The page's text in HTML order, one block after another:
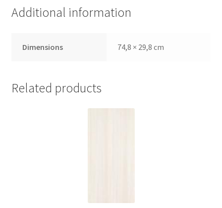
Additional information
Dimensions 74,8 × 29,8 cm
Related products